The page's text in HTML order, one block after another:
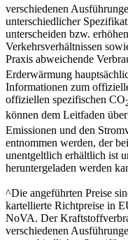
verschiedenen
unterschiedlicher
unterscheiden bzw.
Verkehrsverhältnissen
Praxis abweichende
Erderwärmung
Informationen zum
offiziellen spezifischen CO
können dem Leitfaden
Emissionen und den
entnommen werden, der
unentgeltlich erhältlich ist
heruntergeladen werden
^Die angeführten Preise
kartellierte Richtpreise in
NoVA. Der
verschiedenen